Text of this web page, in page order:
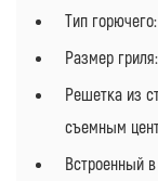
Тип
Размер
Решетка из
съемным
Встроенный